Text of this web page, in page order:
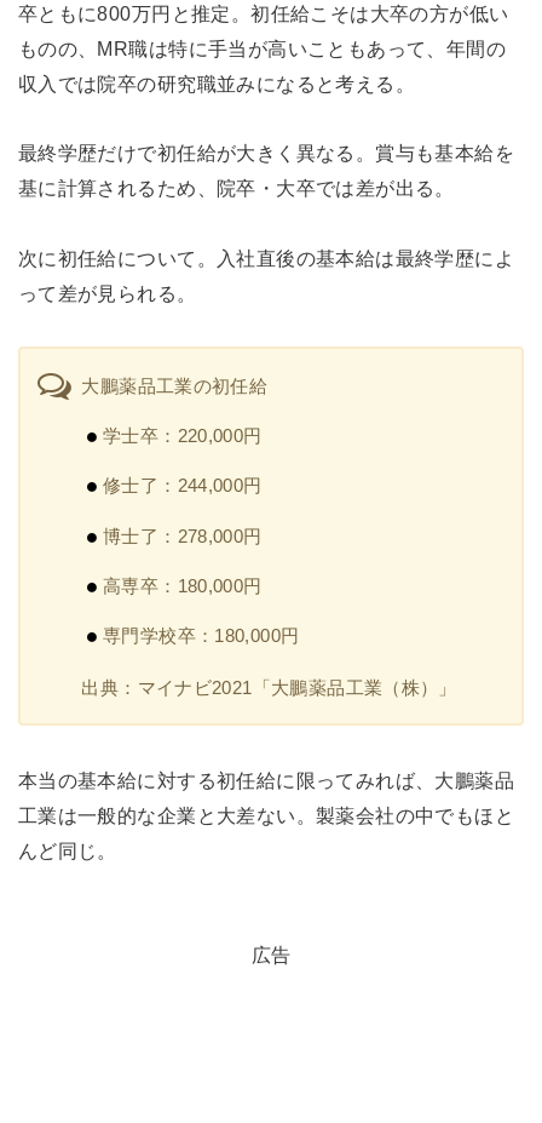
卒ともに800万円と推定。初任給こそは大卒の方が低い
ものの、MR職は特に手当が高いこともあって、年間の
収入では院卒の研究職並みになると考える。
最終学歴だけで初任給が大きく異なる。賞与も基本給を
基に計算されるため、院卒・大卒では差が出る。
次に初任給について。入社直後の基本給は最終学歴によ
って差が見られる。
大鵬薬品工業の初任給
学士卒：220,000円
修士了：244,000円
博士了：278,000円
高専卒：180,000円
専門学校卒：180,000円
出典：マイナビ2021「大鵬薬品工業（株）」
本当の基本給に対する初任給に限ってみれば、大鵬薬品
工業は一般的な企業と大差ない。製薬会社の中でもほと
んど同じ。
広告